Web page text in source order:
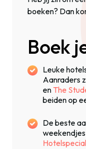
boeken? Dan
Boek
Leuke
Aanraders
en The
beiden op
De beste